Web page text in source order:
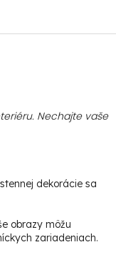
Nechajte vaše
dekorácie sa
obrazy môžu
zariadeniach.